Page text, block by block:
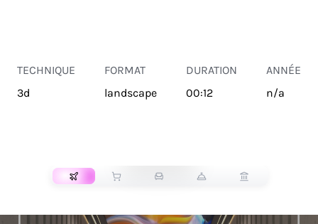
TECHNIQUE
3d
FORMAT
landscape
DURATION
00:12
ANNÉE
n/a